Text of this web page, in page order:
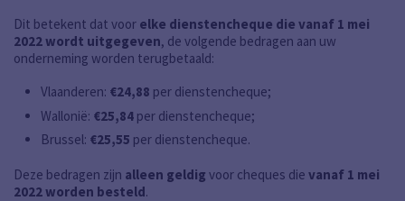
Dit betekent dat voor elke dienstencheque die vanaf 1 mei
2022 wordt uitgegeven, de volgende bedragen aan uw
onderneming worden terugbetaald:
Vlaanderen: €24,88 per dienstencheque;
Wallonië: €25,84 per dienstencheque;
Brussel: €25,55 per dienstencheque.
Deze bedragen zijn alleen geldig voor cheques die vanaf 1 mei
2022 worden besteld.